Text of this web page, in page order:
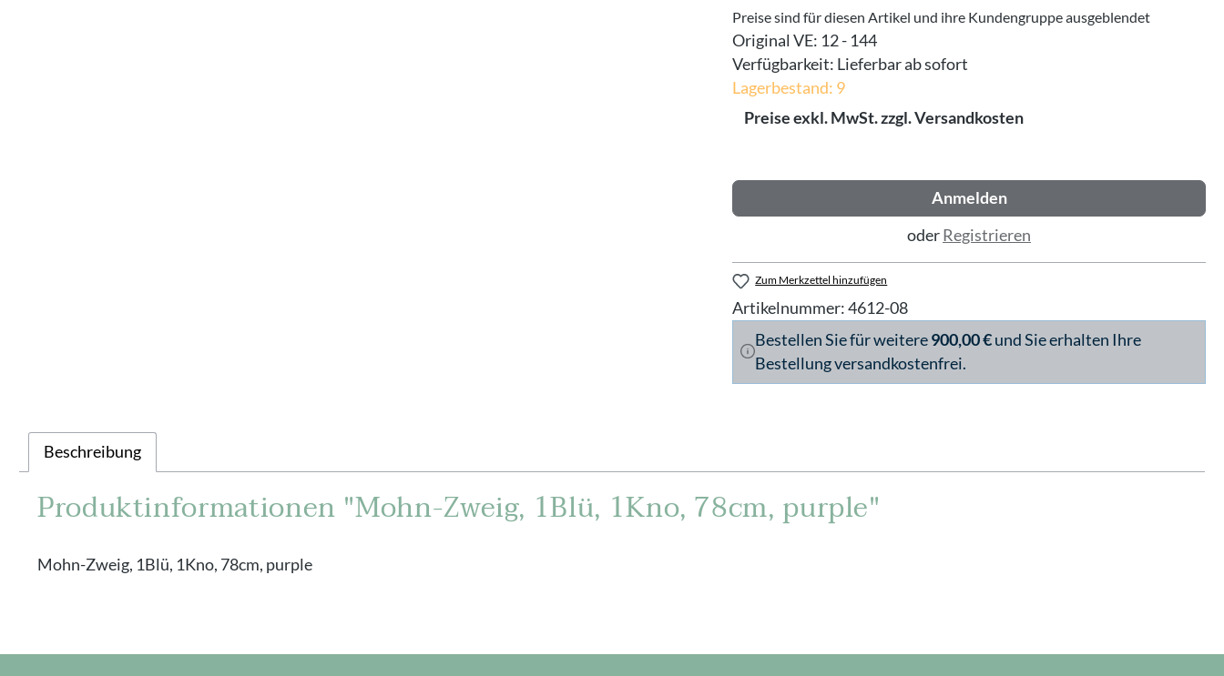
Preise sind für diesen Artikel und ihre Kundengruppe ausgeblendet
Original VE: 12 - 144
Verfügbarkeit: Lieferbar ab sofort
Lagerbestand: 9
Preise exkl. MwSt. zzgl. Versandkosten
Anmelden
oderRegistrieren
Zum Merkzettel hinzufügen
Artikelnummer:4612-08
Bestellen Sie für weitere900,00 €und Sie erhalten Ihre
Bestellung versandkostenfrei.
Beschreibung
Produktinformationen "Mohn-Zweig, 1Blü, 1Kno, 78cm, purple"
Mohn-Zweig, 1Blü, 1Kno, 78cm, purple